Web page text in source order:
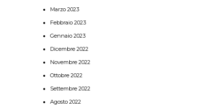
Marzo 2023
Febbraio 2023
Gennaio 2023
Dicembre 2022
Novembre 2022
Ottobre 2022
Settembre 2022
Agosto 2022